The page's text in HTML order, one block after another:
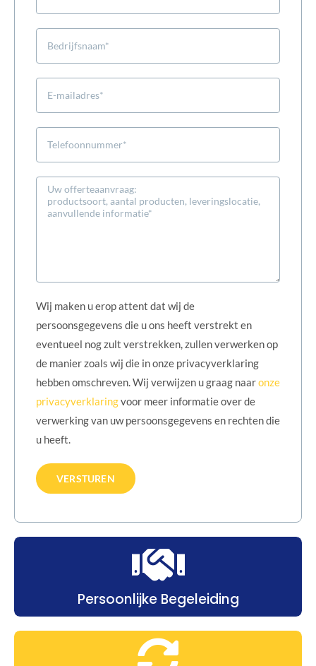
Wij maken u erop attent dat wij de
persoonsgegevens die u ons heeft verstrekt en
eventueel nog zult verstrekken, zullen verwerken op
de manier zoals wij die in onze privacyverklaring
hebben omschreven. Wij verwijzen u graag naaronze
privacyverklaringvoor meer informatie over de
verwerking van uw persoonsgegevens en rechten die
u heeft.
Persoonlijke Begeleiding